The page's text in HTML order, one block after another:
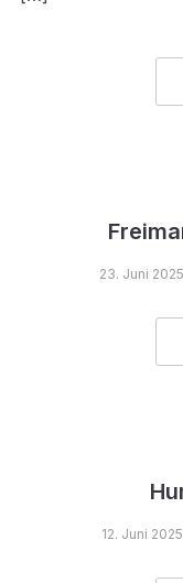
23. Juni 2025
12. Juni 2025